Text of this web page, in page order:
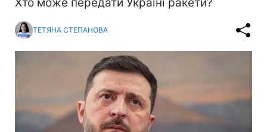
ТЕТЯНА СТЕПАНОВА